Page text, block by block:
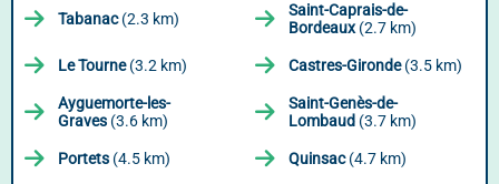
Tabanac(2.3 km)
Saint-Caprais-de-
Bordeaux(2.7 km)
Le Tourne(3.2 km) Castres-Gironde(3.5 km)
Ayguemorte-les-
Graves (3.6 km)
Saint-Genès-de-
Lombaud (3.7 km)
Portets (4.5 km) Quinsac(4.7 km)